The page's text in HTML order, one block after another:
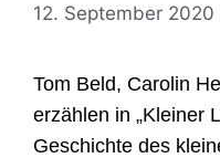
12. September 2020
Tom Beld, Carolin
erzählen in „Kleiner
Geschichte des